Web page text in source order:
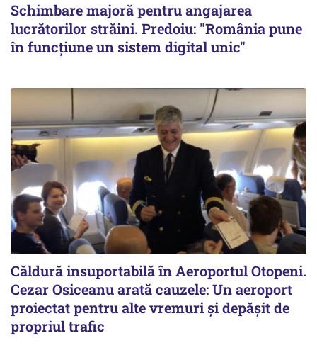
Schimbare majoră pentru angajarea
lucrătorilor străini. Predoiu: "România pune
în funcțiune un sistem digital unic"
Căldură insuportabilă în Aeroportul Otopeni.
Cezar Osiceanu arată cauzele: Un aeroport
proiectat pentru alte vremuri și depășit de
propriul trafic